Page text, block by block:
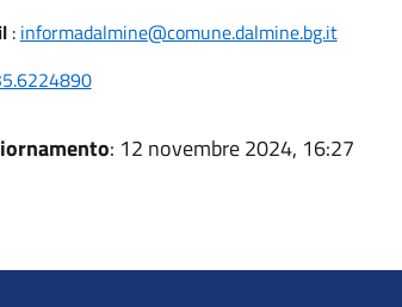
: informadalmine@comune.dalmine.bg.it
: 12 novembre 2024, 16:27